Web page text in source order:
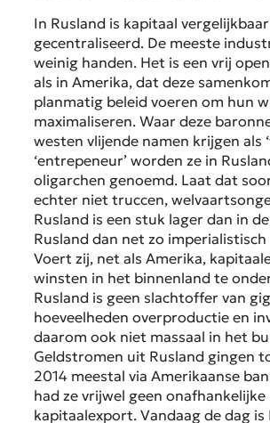
In Rusland is kapitaal
gecentraliseerd. De meeste
weinig handen. Het is een vrij
als in Amerika, dat deze
planmatig beleid voeren om hun
maximaliseren. Waar deze
westen vlijende namen krijgen als
‘entrepeneur’ worden ze in
oligarchen genoemd. Laat dat
echter niet truccen,
Rusland is een stuk lager dan in de
Rusland dan net zo imperialistisch
Voert zij, net als Amerika,
winsten in het binnenland te
Rusland is geen slachtoffer van
hoeveelheden overproductie en
daarom ook niet massaal in het
Geldstromen uit Rusland gingen
2014 meestal via Amerikaanse
had ze vrijwel geen onafhankelijke
kapitaalexport. Vandaag de dag is